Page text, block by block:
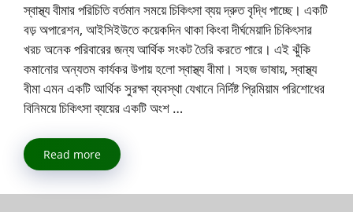
স্বাস্থ্য বীমার পরিচিতি বর্তমান সময়ে চিকিৎসা ব্যয় দ্রুত বৃদ্ধি পাচ্ছে। একটি
বড় অপারেশন, আইসিইউতে কয়েকদিন থাকা কিংবা দীর্ঘমেয়াদি চিকিৎসার
খরচ অনেক পরিবারের জন্য আর্থিক সংকট তৈরি করতে পারে। এই ঝুঁকি
কমানোর অন্যতম কার্যকর উপায় হলো স্বাস্থ্য বীমা। সহজ ভাষায়, স্বাস্থ্য
বীমা এমন একটি আর্থিক সুরক্ষা ব্যবস্থা যেখানে নির্দিষ্ট প্রিমিয়াম পরিশোধের
বিনিময়ে চিকিৎসা ব্যয়ের একটি অংশ …
Read more